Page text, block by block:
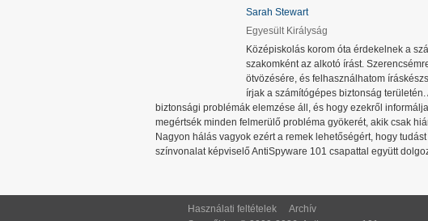
Sarah Stewart
Egyesült Királyság
Középiskolás korom óta érdekelnek a
szakomként az alkotó írást.
ötvözésére, és felhasználhatom
írjak a számítógépes biztonság
biztonsági problémák elemzése áll, és hogy ezekről
megértsék minden felmerülő probléma gyökerét, akik csak
Nagyon hálás vagyok ezért a remek lehetőségért, hogy
színvonalat képviselő AntiSpyware 101 csapattal együtt
Használati feltételek
Archív